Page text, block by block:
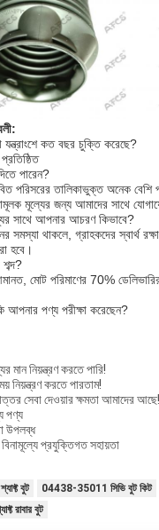
কত বছর চুক্তি করেছে?
পারেন?
পরিসরের তালিকাভুক্ত অনেক বেশি
মূল্যের জন্য আমাদের সাথে
সাথে আপনার আচরণ কিভাবে?
সমস্যা থাকলে, গ্রাহকদের স্বার্থ
হবে।
মোট পরিমাণের 70%
পণ্য পরীক্ষা করেছেন?
মান নিয়ন্ত্রণ করতে পারি!
নিয়ন্ত্রণ করতে পারতাম!
সেবা দেওয়ার ক্ষমতা আমাদের আছে!
পণ্য
উপলব্ধ
প্রযুক্তিগত সহায়তা
বুট
04438-35011 সিভি বুট কিট
রাবার বুট